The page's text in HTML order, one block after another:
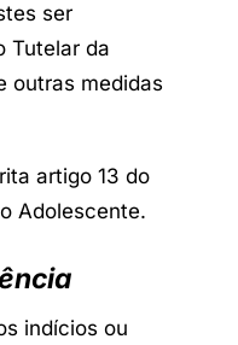
ser
Tutelar da
outras medidas
artigo 13 do
Adolescente.
indícios ou